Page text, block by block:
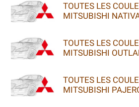
TOUTES LES
MITSUBISHI
TOUTES LES
MITSUBISHI
TOUTES LES
MITSUBISHI